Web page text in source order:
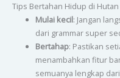
Tips Bertahan Hidup di
Mulai kecil: Jangan
dari grammar super
Bertahap: Pastikan
menambahkan fitur
semuanya lengkap